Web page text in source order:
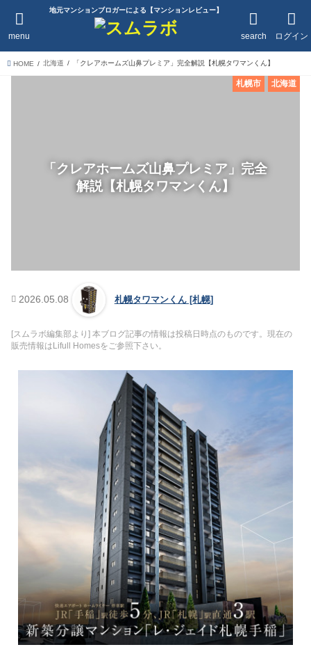
地元マンションブロガーによる【マンションレビュー】
ログイン
search
menu
HOME 北海道 「クレアホームズ山鼻プレミア」完全解説【札幌タワマンくん】
「クレアホームズ山鼻プレミア」完全
解説【札幌タワマンくん】
北海道
札幌市
2026.05.08 札幌タワマンくん [札幌]
[スムラボ編集部より] 本ブログ記事の情報は投稿日時点のものです。現在の
販売情報はLifull Homesをご参照下さい。